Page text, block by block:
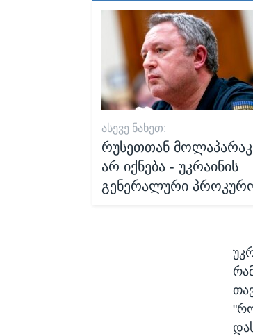
ᲐᲡᲔᲕᲔ ᲜᲐᲮᲔᲗ:
რუსეთთან
არ იქნება - უკრაინის
გენერალური